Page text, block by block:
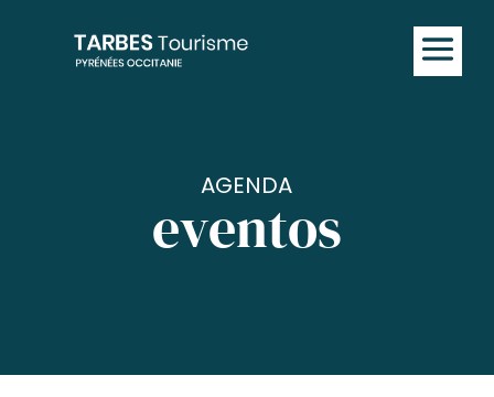
AGENDA
eventos